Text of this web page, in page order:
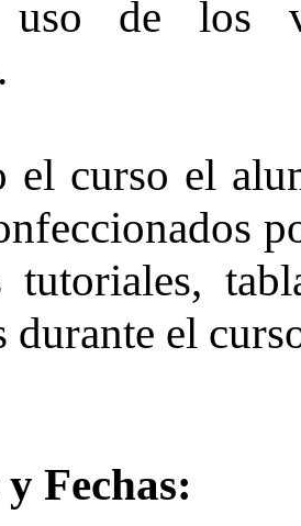
uso de los
el curso el
tutoriales,
durante el
Fechas: